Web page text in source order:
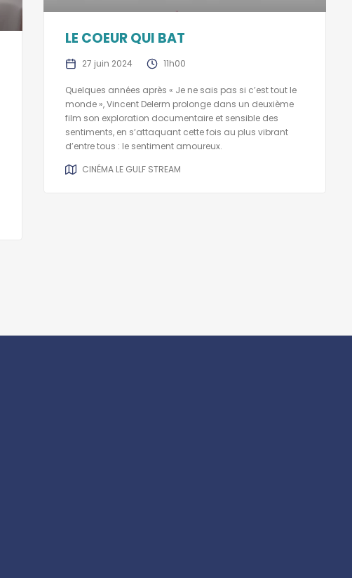
LE COEUR QUI BAT
27 juin 2024 11h00
Quelques années après « Je ne sais pas si c’est tout le
monde », Vincent Delerm prolonge dans un deuxième
film son exploration documentaire et sensible des
sentiments, en s’attaquant cette fois au plus vibrant
d’entre tous : le sentiment amoureux.
CINÉMA LE GULF STREAM